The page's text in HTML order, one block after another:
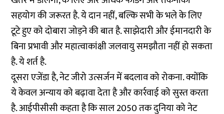
सहयोग की जरूरत है. ये दान नहीं, बल्कि सभी के भले के लिए
टूटे हुए को दोबारा जोड़ने की बात है. साझेदारी और ईमानदारी के
बिना प्रभावी और महात्वाकांक्षी जलवायु समझौता नहीं हो सकता
है. ये शर्त है.
दूसरा एजेंडा है, नेट जीरो उत्सर्जन में बदलाव को रोकना. क्योंकि
ये केवल अन्याय को बढ़ावा देता है और कार्रवाई को सुस्त करता
है. आईपीसीसी कहता है कि साल 2050 तक दुनिया को नेट